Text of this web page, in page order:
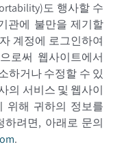
도 행사할 수
관에 불만을 제기할
계정에 로그인하여
로써 웹사이트에서
하거나 수정할 수 있
의 서비스 및 웹사이
위해 귀하의 정보를
하려면, 아래로 문의
.